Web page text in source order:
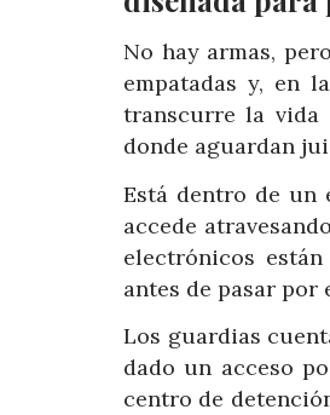
No hay armas,
empatadas y, en
transcurre la vida
donde aguardan
Está dentro de un
accede
electrónicos
antes de pasar por
Los guardias
dado un acceso
centro de